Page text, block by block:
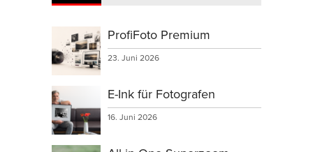
ProfiFoto Premium
23. Juni 2026
E-Ink für Fotografen
16. Juni 2026